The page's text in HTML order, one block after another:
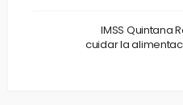
IMSS Quintana
cuidar la